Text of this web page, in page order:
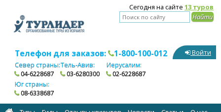
Сегодня на сайте 13 туров
Телефон для заказов: 1-800-100-012
Север страны:
04-6228687
Тель-Авив:
03-6280300
Иерусалим:
02-6228687
Юг страны:
08-6338687
Войти